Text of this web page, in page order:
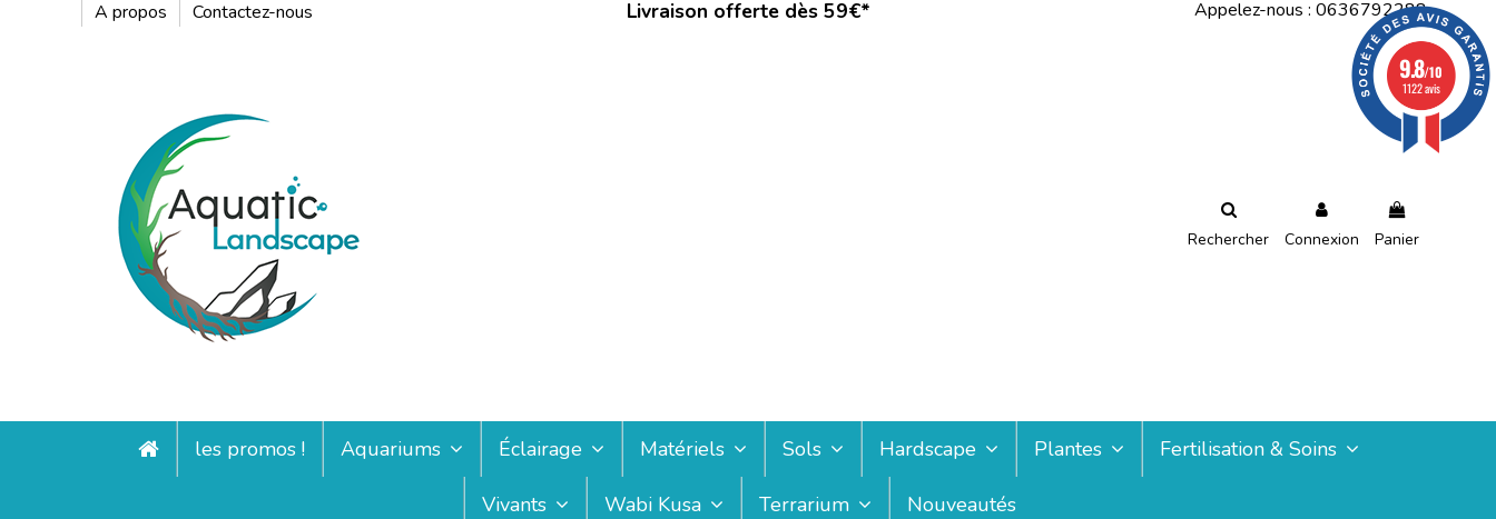
A propos Contactez-nous Livraison offerte dès 59€* Appelez-nous : 0636792288
Rechercher Connexion Panier
les promos ! Aquariums Éclairage Matériels Sols Hardscape Plantes Fertilisation & Soins
Vivants Wabi Kusa Terrarium Nouveautés
9.8/10
1122 avis